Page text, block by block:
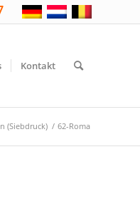
Kontakt
(Siebdruck) / 62-Roma